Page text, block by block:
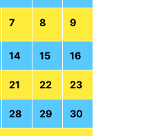
7 8 9
14 15 16
21 22 23
28 29 30